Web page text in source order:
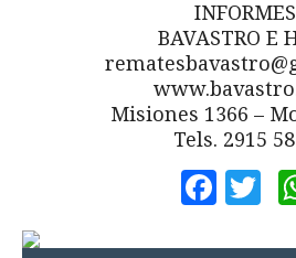
BAVASTRO E
Misiones 1366 –
Tels. 2915